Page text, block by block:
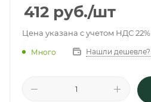
412 руб./шт
Цена указана с учетом НДС 22%
Много Нашли дешевле?